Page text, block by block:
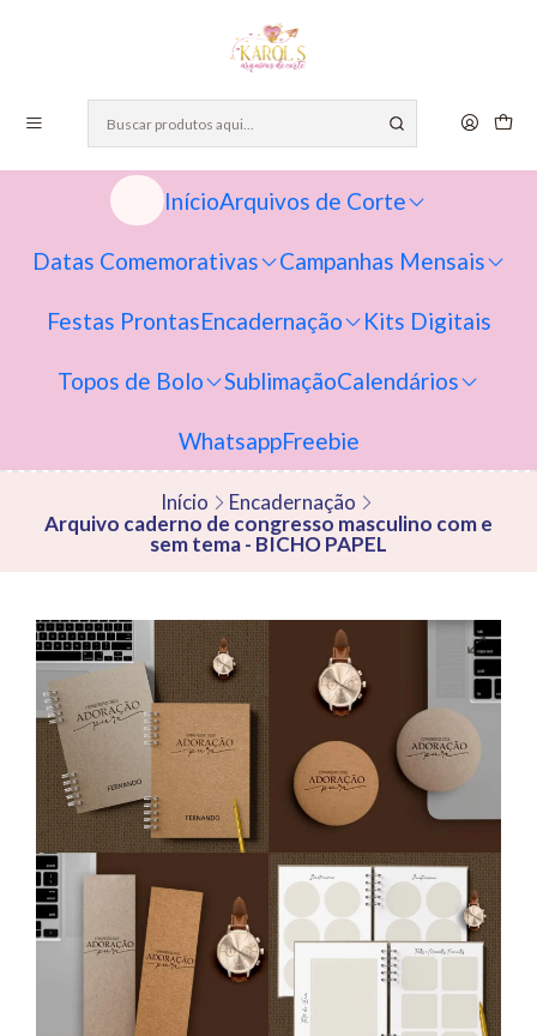
InícioArquivos de Corte
Datas Comemorativas Campanhas Mensais
Festas ProntasEncadernação Kits Digitais
Topos de Bolo SublimaçãoCalendários
WhatsappFreebie
Início
Encadernação
Arquivo caderno de congresso masculino com e
sem tema - BICHO PAPEL